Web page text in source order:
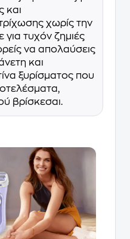
και
χωρίς την
τυχόν ζημιές
να απολαύσεις
και
ξυρίσματος που
βρίσκεσαι.